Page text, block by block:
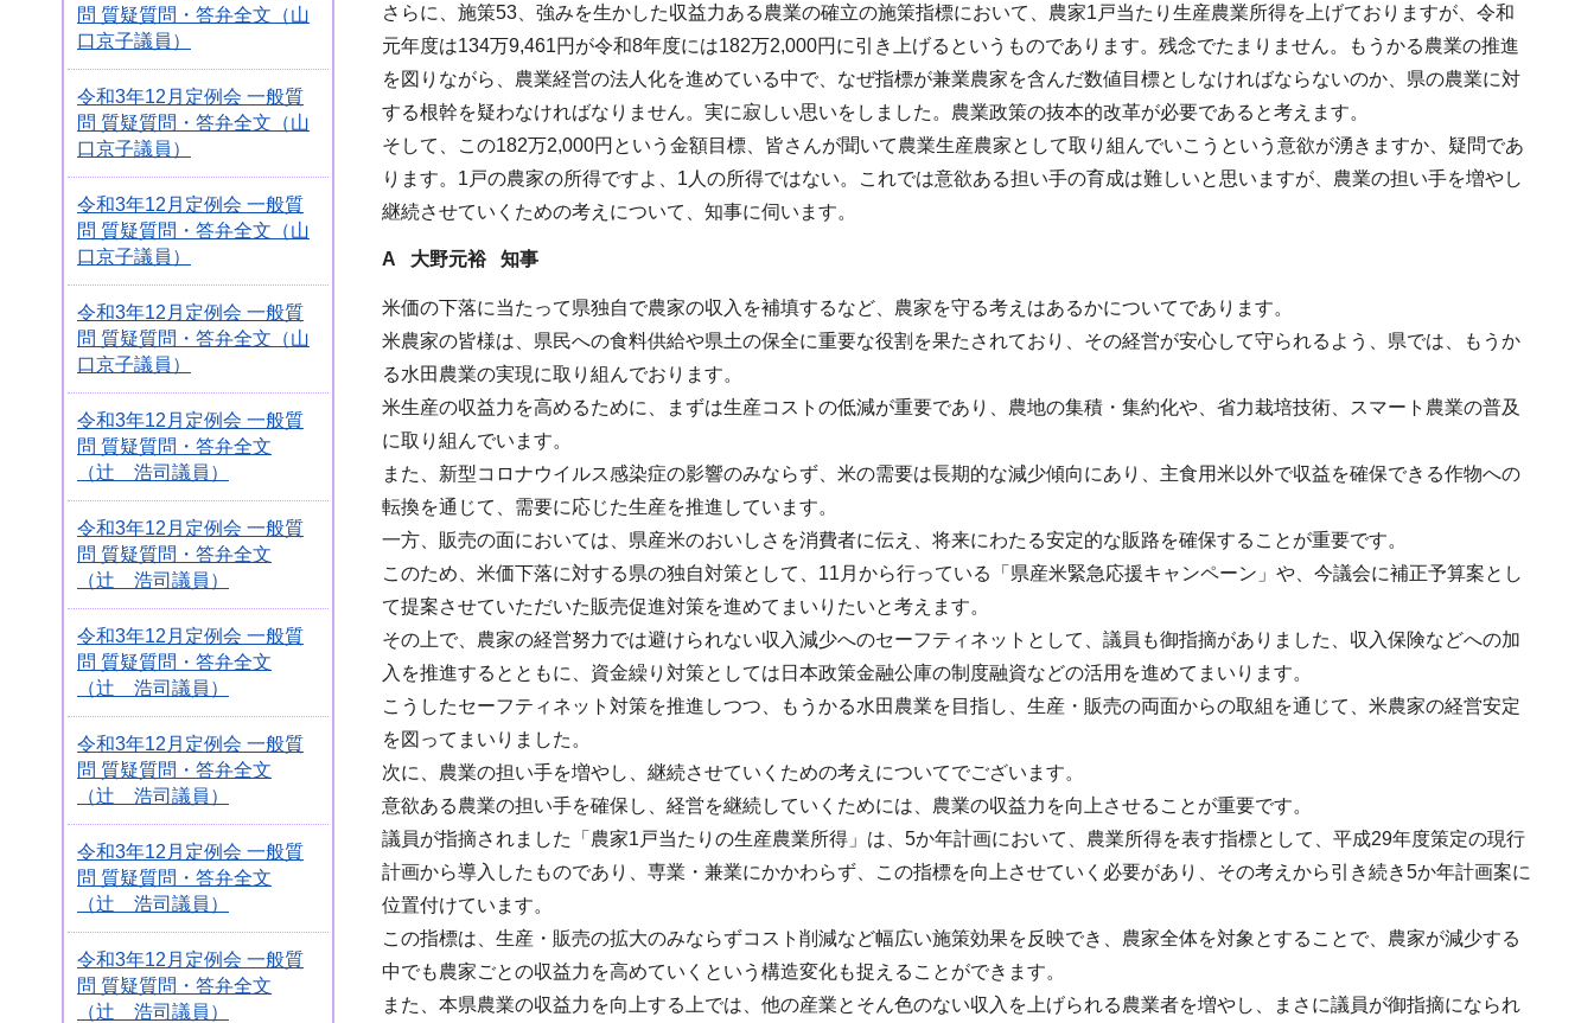
問 質疑質問・答弁全文（山
口京子議員）
令和3年12月定例会 一般質
問 質疑質問・答弁全文（山
口京子議員）
令和3年12月定例会 一般質
問 質疑質問・答弁全文（山
口京子議員）
令和3年12月定例会 一般質
問 質疑質問・答弁全文（山
口京子議員）
令和3年12月定例会 一般質
問 質疑質問・答弁全文
（辻 浩司議員）
令和3年12月定例会 一般質
問 質疑質問・答弁全文
（辻 浩司議員）
令和3年12月定例会 一般質
問 質疑質問・答弁全文
（辻 浩司議員）
令和3年12月定例会 一般質
問 質疑質問・答弁全文
（辻 浩司議員）
令和3年12月定例会 一般質
問 質疑質問・答弁全文
（辻 浩司議員）
令和3年12月定例会 一般質
問 質疑質問・答弁全文
（辻 浩司議員）
さらに、施策53、強みを生かした収益力ある農業の確立の施策指標において、農家1戸当たり生産農業所得を上げておりますが、令和
元年度は134万9,461円が令和8年度には182万2,000円に引き上げるというものであります。残念でたまりません。もうかる農業の推進
を図りながら、農業経営の法人化を進めている中で、なぜ指標が兼業農家を含んだ数値目標としなければならないのか、県の農業に対
する根幹を疑わなければなりません。実に寂しい思いをしました。農業政策の抜本的改革が必要であると考えます。
そして、この182万2,000円という金額目標、皆さんが聞いて農業生産農家として取り組んでいこうという意欲が湧きますか、疑問であ
ります。1戸の農家の所得ですよ、1人の所得ではない。これでは意欲ある担い手の育成は難しいと思いますが、農業の担い手を増やし
継続させていくための考えについて、知事に伺います。
A 大野元裕 知事
米価の下落に当たって県独自で農家の収入を補填するなど、農家を守る考えはあるかについてであります。
米農家の皆様は、県民への食料供給や県土の保全に重要な役割を果たされており、その経営が安心して守られるよう、県では、もうか
る水田農業の実現に取り組んでおります。
米生産の収益力を高めるために、まずは生産コストの低減が重要であり、農地の集積・集約化や、省力栽培技術、スマート農業の普及
に取り組んでいます。
また、新型コロナウイルス感染症の影響のみならず、米の需要は長期的な減少傾向にあり、主食用米以外で収益を確保できる作物への
転換を通じて、需要に応じた生産を推進しています。
一方、販売の面においては、県産米のおいしさを消費者に伝え、将来にわたる安定的な販路を確保することが重要です。
このため、米価下落に対する県の独自対策として、11月から行っている「県産米緊急応援キャンペーン」や、今議会に補正予算案とし
て提案させていただいた販売促進対策を進めてまいりたいと考えます。
その上で、農家の経営努力では避けられない収入減少へのセーフティネットとして、議員も御指摘がありました、収入保険などへの加
入を推進するとともに、資金繰り対策としては日本政策金融公庫の制度融資などの活用を進めてまいります。
こうしたセーフティネット対策を推進しつつ、もうかる水田農業を目指し、生産・販売の両面からの取組を通じて、米農家の経営安定
を図ってまいりました。
次に、農業の担い手を増やし、継続させていくための考えについてでございます。
意欲ある農業の担い手を確保し、経営を継続していくためには、農業の収益力を向上させることが重要です。
議員が指摘されました「農家1戸当たりの生産農業所得」は、5か年計画において、農業所得を表す指標として、平成29年度策定の現行
計画から導入したものであり、専業・兼業にかかわらず、この指標を向上させていく必要があり、その考えから引き続き5か年計画案に
位置付けています。
この指標は、生産・販売の拡大のみならずコスト削減など幅広い施策効果を反映でき、農家全体を対象とすることで、農家が減少する
中でも農家ごとの収益力を高めていくという構造変化も捉えることができます。
また、本県農業の収益力を向上する上では、他の産業とそん色のない収入を上げられる農業者を増やし、まさに議員が御指摘になられ